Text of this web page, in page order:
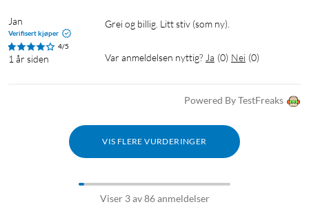
Jan
Verifisert kjøper
4/5
1 år siden
Grei og billig. Litt stiv (som ny).
Var anmeldelsen nyttig? Ja (0) Nei (0)
Powered By TestFreaks
VIS FLERE VURDERINGER
Viser 3 av 86 anmeldelser